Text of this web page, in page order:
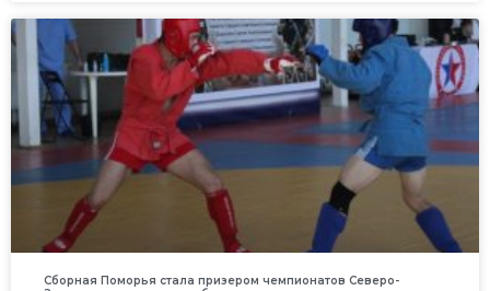
Сборная Поморья стала призером чемпионатов Северо-